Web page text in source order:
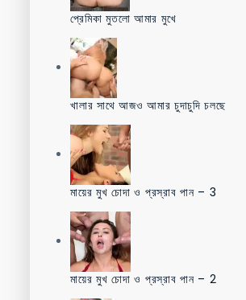
প্রেমিকা মুতলো আমার মুখে
খালার সাথে আজও আমার চুদাচুদি চলছে
মায়ের মুখ চোদা ও প্রস্রাব পান – 3
মায়ের মুখ চোদা ও প্রস্রাব পান – 2